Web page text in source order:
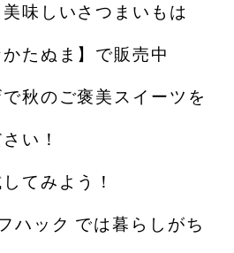
味しいさつまいもは
かたぬま】で販売中
秋のご褒美スイーツを
い！
てみよう！
ハック では暮らしがち